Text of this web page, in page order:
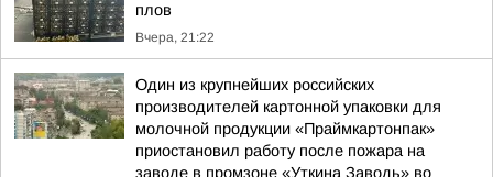
плов
Вчера, 21:22
Один из крупнейших российских
производителей картонной упаковки для
молочной продукции «Праймкартонпак»
приостановил работу после пожара на
заводе в промзоне «Уткина Заводь» во